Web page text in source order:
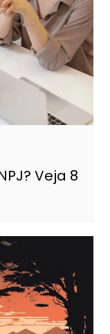
Veja 8